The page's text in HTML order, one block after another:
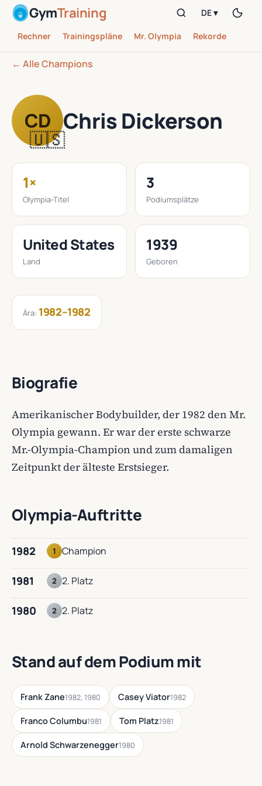
GymTraining
Rechner Trainingspläne Mr. Olympia Rekorde
DE ▾
← Alle Champions
CD
🇺🇸
Chris Dickerson
1×
Olympia-Titel
3
Podiumsplätze
United States
Land
1939
Geboren
Ära: 1982–1982
Biografie
Amerikanischer Bodybuilder, der 1982 den Mr.
Olympia gewann. Er war der erste schwarze
Mr.-Olympia-Champion und zum damaligen
Zeitpunkt der älteste Erstsieger.
Olympia-Auftritte
1982 1 Champion
1981 2 2. Platz
1980 2 2. Platz
Stand auf dem Podium mit
Frank Zane1982, 1980 Casey Viator1982
Franco Columbu1981 Tom Platz1981
Arnold Schwarzenegger1980